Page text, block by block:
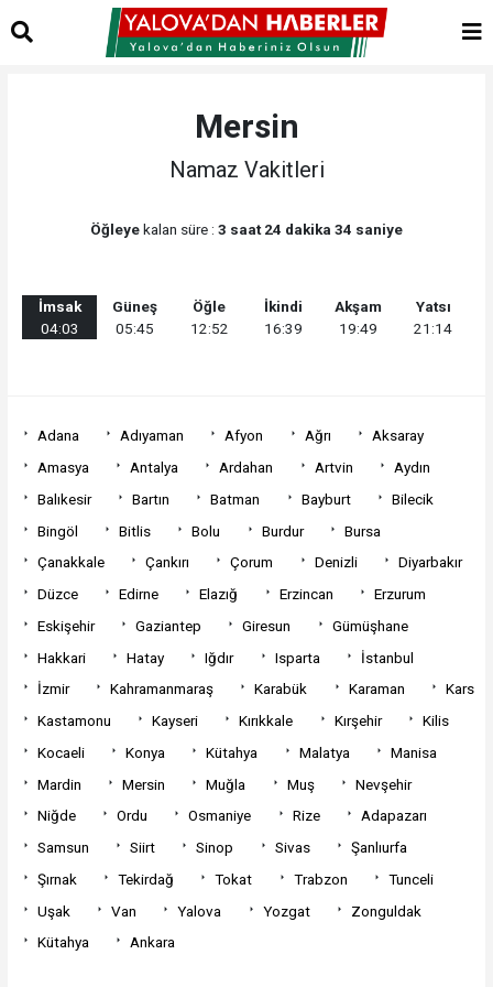
Mersin
Namaz Vakitleri
Öğleyekalan süre : 3 saat 24 dakika 34 saniye
İmsak
04:03
Güneş
05:45
Öğle
12:52
İkindi
16:39
Akşam
19:49
Yatsı
21:14
Adana Adıyaman Afyon Ağrı
Aksaray
Amasya
Antalya Ardahan Artvin
Aydın
Balıkesir
Bartın Batman Bayburt
Bilecik
Bingöl
Bitlis Bolu Burdur
Bursa
Çanakkale
Çankırı Çorum Denizli
Diyarbakır
Düzce
Edirne Elazığ Erzincan
Erzurum
Eskişehir
Gaziantep Giresun
Gümüşhane
Hakkari
Hatay Iğdır Isparta
İstanbul
İzmir
Kahramanmaraş Karabük Karaman
Kars
Kastamonu
Kayseri Kırıkkale Kırşehir
Kilis
Kocaeli
Konya Kütahya Malatya
Manisa
Mardin
Mersin Muğla Muş
Nevşehir
Niğde
Ordu Osmaniye Rize
Adapazarı
Samsun
Siirt Sinop Sivas
Şanlıurfa
Şırnak
Tekirdağ Tokat Trabzon
Tunceli
Uşak
Van Yalova Yozgat
Zonguldak
Kütahya
Ankara